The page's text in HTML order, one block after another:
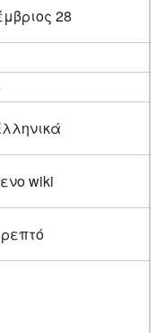
28
wiki